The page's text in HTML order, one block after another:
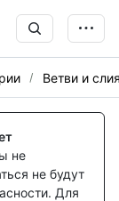
Ветви и
не
не будут
Для